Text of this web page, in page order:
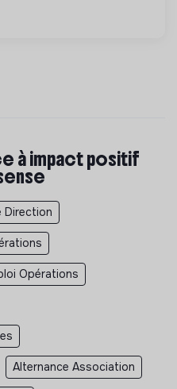
à impact positif
Direction
Opérations
Alternance Association